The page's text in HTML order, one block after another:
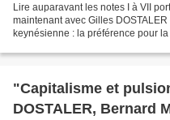
Lire auparavant les notes I à VII
maintenant avec Gilles
keynésienne : la préférence pour
"Capitalisme et
DOSTALER, Bernard